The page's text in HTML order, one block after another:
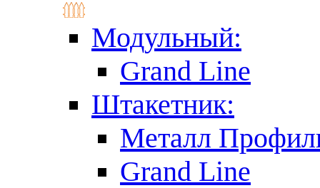
Модульный:
Grand Line
Штакетник:
Металл
Grand Line